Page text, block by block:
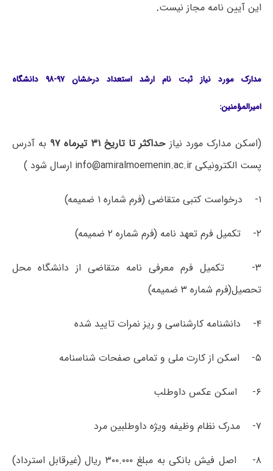
این آیین نامه مجاز نیست.
مدارک مورد نیاز ثبت نام ارشد استعداد درخشان ۹۷-۹۸ دانشگاه
امیرالمؤمنین:
(اسکن مدارک مورد نیاز حداکثر تا تاریخ ۳۱ تیرماه ۹۷
به آدرس
پست الکترونیکی info@amiralmoemenin.ac.ir ارسال شود )
۱- درخواست کتبی متقاضی (فرم شماره ۱ ضمیمه)
۲- تکمیل فرم تعهد نامه (فرم شماره ۲ ضمیمه)
۳- تکمیل فرم معرفی نامه متقاضی از دانشگاه محل
تحصیل(فرم شماره ۳ ضمیمه)
۴- دانشنامه کارشناسی و ریز نمرات تایید شده
۵- اسکن از کارت ملی و تمامی صفحات شناسنامه
۶- اسکن عکس داوطلب
۷- مدرک نظام وظیفه ویژه داوطلبین مرد
۸- اصل فیش بانکی به مبلغ ۳۰۰.۰۰۰ ریال (غیرقابل استرداد)